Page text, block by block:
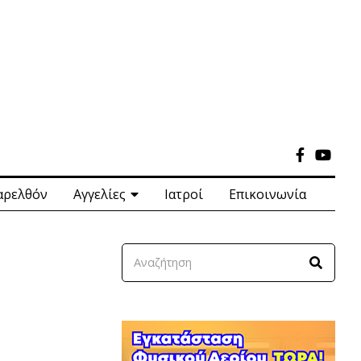
Αγγελίες Ιατροί Επικοινωνία